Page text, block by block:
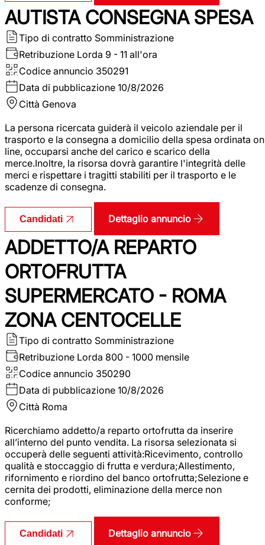
AUTISTA CONSEGNA SPESA
Tipo di contratto Somministrazione
Retribuzione Lorda 9 - 11 all'ora
Codice annuncio 350291
Data di pubblicazione 10/8/2026
Città Genova
La persona ricercata guiderà il veicolo aziendale per il
trasporto e la consegna a domicilio della spesa ordinata on
line, occuparsi anche del carico e scarico della
merce.Inoltre, la risorsa dovrà garantire l'integrità delle
merci e rispettare i tragitti stabiliti per il trasporto e le
scadenze di consegna.
Candidati Dettaglio annuncio
ADDETTO/A REPARTO
ORTOFRUTTA
SUPERMERCATO - ROMA
ZONA CENTOCELLE
Tipo di contratto Somministrazione
Retribuzione Lorda 800 - 1000 mensile
Codice annuncio 350290
Data di pubblicazione 10/8/2026
Città Roma
Ricerchiamo addetto/a reparto ortofrutta da inserire
all’interno del punto vendita. La risorsa selezionata si
occuperà delle seguenti attività:Ricevimento, controllo
qualità e stoccaggio di frutta e verdura;Allestimento,
rifornimento e riordino del banco ortofrutta;Selezione e
cernita dei prodotti, eliminazione della merce non
conforme;
Candidati Dettaglio annuncio